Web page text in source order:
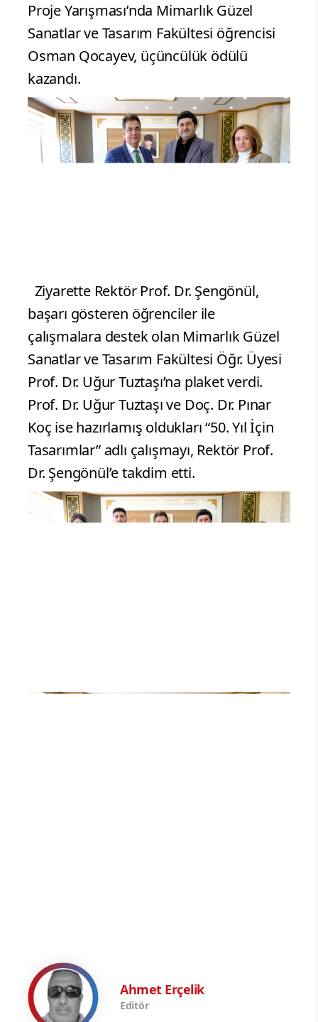
Proje Yarışması’nda Mimarlık Güzel
Sanatlar ve Tasarım Fakültesi öğrencisi
Osman Qocayev, üçüncülük ödülü
kazandı.
Ziyarette Rektör Prof. Dr. Şengönül,
başarı gösteren öğrenciler ile
çalışmalara destek olan Mimarlık Güzel
Sanatlar ve Tasarım Fakültesi Öğr. Üyesi
Prof. Dr. Uğur Tuztaşı’na plaket verdi.
Prof. Dr. Uğur Tuztaşı ve Doç. Dr. Pınar
Koç ise hazırlamış oldukları “50. Yıl İçin
Tasarımlar” adlı çalışmayı, Rektör Prof.
Dr. Şengönül’e takdim etti.
Ahmet Erçelik
Editör